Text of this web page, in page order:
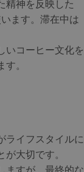
精神を反映した
ます。滞在中は
いコーヒー文化を
。
ライフスタイルに
大切です。